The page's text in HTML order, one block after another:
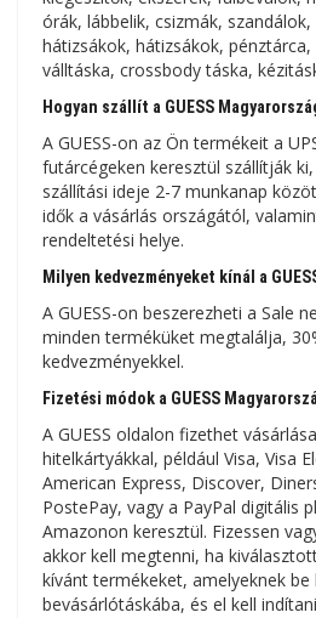
órák, lábbelik, csizmák,
hátizsákok, hátizsákok,
válltáska, crossbody táska,
Hogyan szállít a GUESS
A GUESS-on az Ön termékeit a
futárcégeken keresztül szállítják
szállítási ideje 2-7 munkanap
idők a vásárlás országától,
rendeltetési helye.
Milyen kedvezményeket kínál a
A GUESS-on beszerezheti a Sale
minden terméküket megtalálja,
kedvezményekkel.
Fizetési módok a GUESS
A GUESS oldalon fizethet
hitelkártyákkal, például Visa, Visa
American Express, Discover,
PostePay, vagy a PayPal digitális
Amazonon keresztül. Fizessen
akkor kell megtenni, ha
kívánt termékeket, amelyeknek be
bevásárlótáskába, és el kell